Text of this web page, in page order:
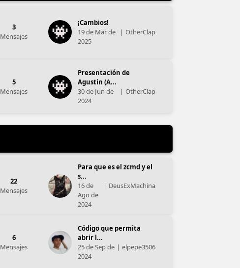
3
Mensajes
19 de Mar de
2025
| OtherClap
¡Cambios!
5
Mensajes
30 de Jun de
2024
| OtherClap
Presentación de
Agustin (A...
22
Mensajes
16 de
Ago de
2024
| DeusExMachina
Para que es el zcmd y el
s...
6
Mensajes
25 de Sep de
2024
| elpepe3506
Código que permita
abrir l...